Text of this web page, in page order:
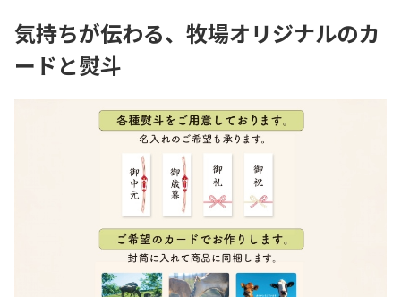
気持ちが伝わる、牧場オリジナルのカ
ードと熨斗